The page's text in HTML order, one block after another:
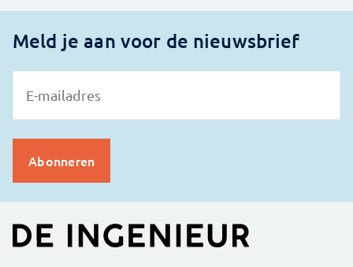
Meld je aan voor de nieuwsbrief